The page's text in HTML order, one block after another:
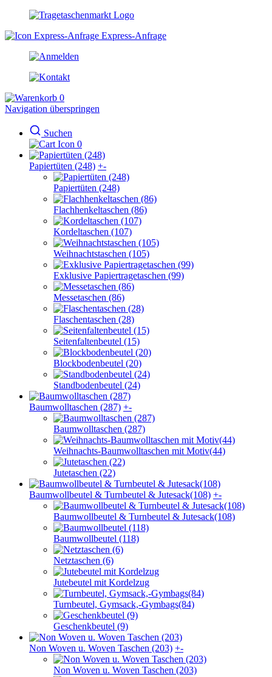
Express-Anfrage
0
Navigation überspringen
Suchen
0
Papiertüten (248) +-
Papiertüten (248)
Flachhenkeltaschen (86)
Kordeltaschen (107)
Weihnachtstaschen (105)
Exklusive Papiertragetaschen (99)
Messetaschen (86)
Flaschentaschen (28)
Seitenfaltenbeutel (15)
Blockbodenbeutel (20)
Standbodenbeutel (24)
Baumwolltaschen (287) +-
Baumwolltaschen (287)
Weihnachts-Baumwolltaschen mit Motiv(44)
Jutetaschen (22)
Baumwollbeutel & Turnbeutel & Jutesack(108) +-
Baumwollbeutel & Turnbeutel & Jutesack(108)
Baumwollbeutel (118)
Netztaschen (6)
Jutebeutel mit Kordelzug
Turnbeutel, Gymsack,-Gymbags(84)
Geschenkbeutel (9)
Non Woven u. Woven Taschen (203) +-
Non Woven u. Woven Taschen (203)